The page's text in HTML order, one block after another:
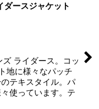
ースジャケット
ライダース。コッ
地に様々なパッチ
テキスタイル。パ
使っています。テ